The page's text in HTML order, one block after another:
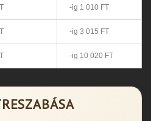
-ig 1 010 FT
-ig 3 015 FT
-ig 10 020 FT